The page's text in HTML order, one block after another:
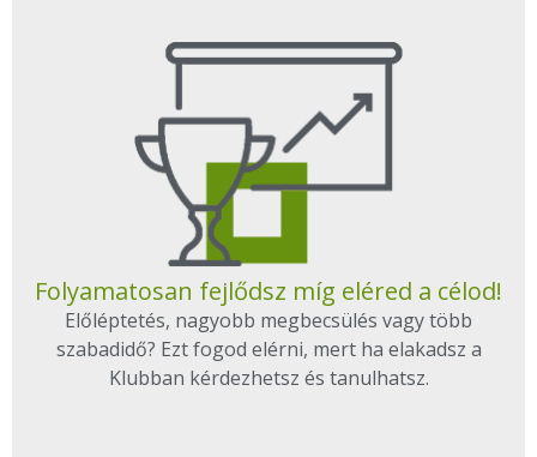
Folyamatosan fejlődsz míg eléred a célod!
Előléptetés, nagyobb megbecsülés vagy több
szabadidő? Ezt fogod elérni, mert ha elakadsz a
Klubban kérdezhetsz és tanulhatsz.